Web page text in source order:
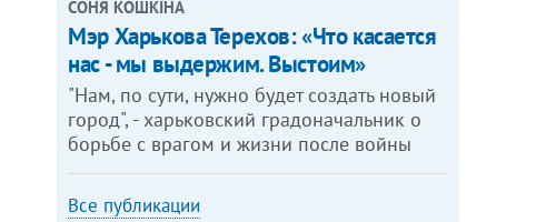
СОНЯ КОШКІНА
Мэр Харькова Терехов: «Что касается
нас - мы выдержим. Выстоим»
"Нам, по сути, нужно будет создать новый
город", - харьковский градоначальник о
борьбе с врагом и жизни после войны
Все публикации